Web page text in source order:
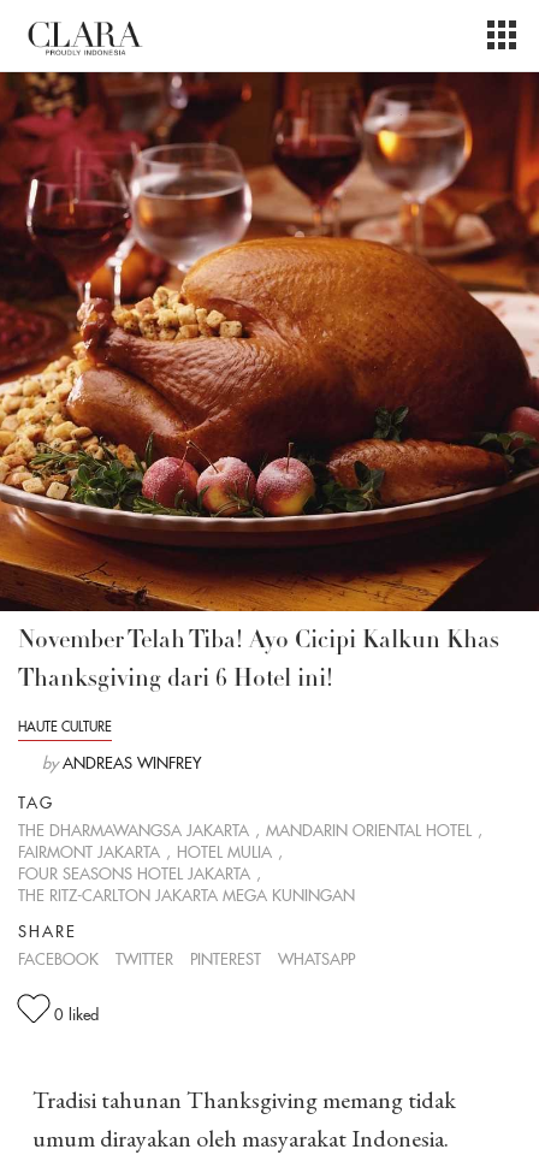
November Telah Tiba! Ayo Cicipi Kalkun Khas
Thanksgiving dari 6 Hotel ini!
HAUTE CULTURE
by ANDREAS WINFREY
TAG
THE DHARMAWANGSA JAKARTA , MANDARIN ORIENTAL HOTEL ,
FAIRMONT JAKARTA , HOTEL MULIA ,
FOUR SEASONS HOTEL JAKARTA ,
THE RITZ-CARLTON JAKARTA MEGA KUNINGAN
SHARE
FACEBOOK
TWITTER PINTEREST WHATSAPP
0 liked
Tradisi tahunan Thanksgiving memang tidak
umum dirayakan oleh masyarakat Indonesia.